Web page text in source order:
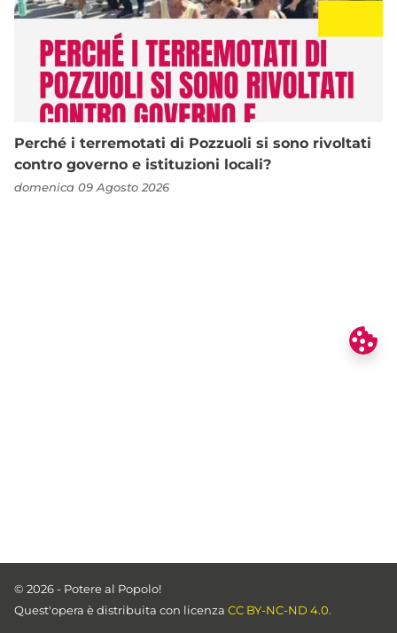
Perché i terremotati di Pozzuoli si sono rivoltati
contro governo e istituzioni locali?
domenica 09 Agosto 2026
© 2026 - Potere al Popolo!
Quest'opera è distribuita con licenza CC BY-NC-ND 4.0.